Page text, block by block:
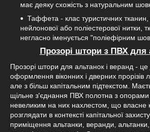
має деяку схожість з натуральним
Таффета - клас туристичних тканин,
нейлонової або поліестерової нитки,
негласно іменується "поліефірним
Прозорі штори з ПВХ для
Прозорі штори для альтанок і веранд - це
оформлення віконних і дверних прорізів
але з більш капітальним підтекстом.
щільне з'єднання ПВХ полотна з опорами
невеликим на них нахлестом, що власне
розглядати в контексті капітальної
приміщення альтанки, веранди, альтанки,